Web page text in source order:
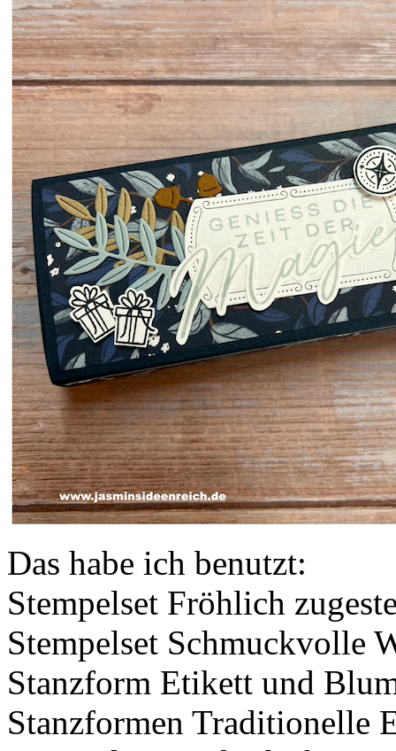
Das habe ich benutzt:
Stempelset Fröhlich
Stempelset Schmuckvolle
Stanzform Etikett und
Stanzformen Traditionelle